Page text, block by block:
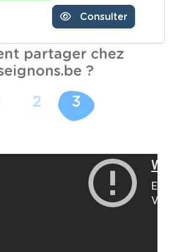
Consulter
partager chez
?
2 3